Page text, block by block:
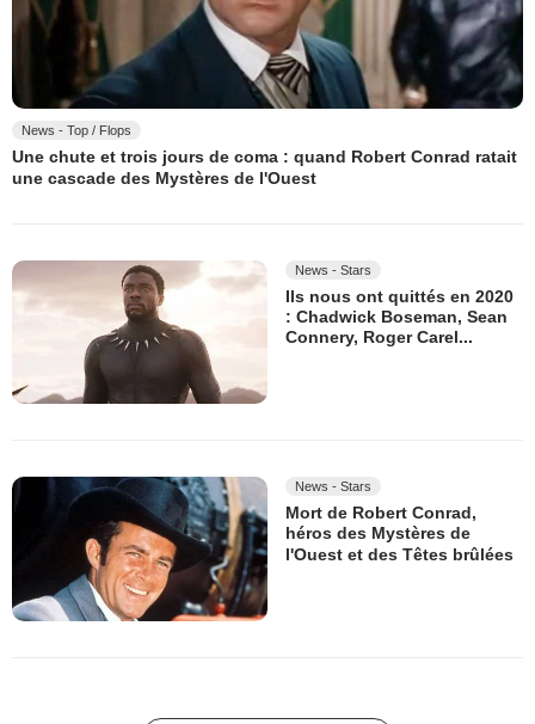
News - Top / Flops
Une chute et trois jours de coma : quand Robert Conrad ratait
une cascade des Mystères de l'Ouest
News - Stars
Ils nous ont quittés en 2020
: Chadwick Boseman, Sean
Connery, Roger Carel...
News - Stars
Mort de Robert Conrad,
héros des Mystères de
l'Ouest et des Têtes brûlées